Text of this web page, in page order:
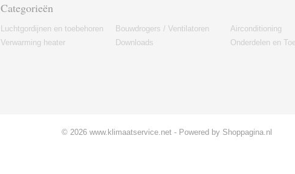
Categorieën
Luchtgordijnen en toebehoren
Verwarming heater
Bouwdrogers / Ventilatoren
Downloads
Airconditioning
Onderdelen en
© 2026 www.klimaatservice.net - Powered by Shoppagina.nl